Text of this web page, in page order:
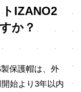
IZANO2
か？
保護帽は、外
始より3年以内